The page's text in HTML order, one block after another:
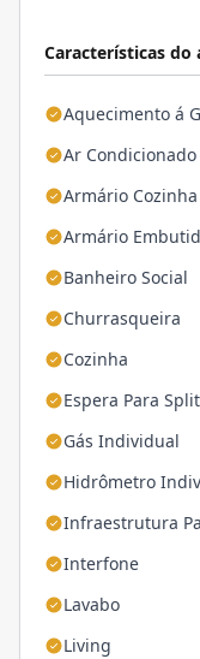
Características
Aquecimento á
Ar Condicionado
Armário Cozinha
Armário
Banheiro Social
Churrasqueira
Cozinha
Espera Para Split
Gás Individual
Hidrômetro
Infraestrutura
Interfone
Lavabo
Living